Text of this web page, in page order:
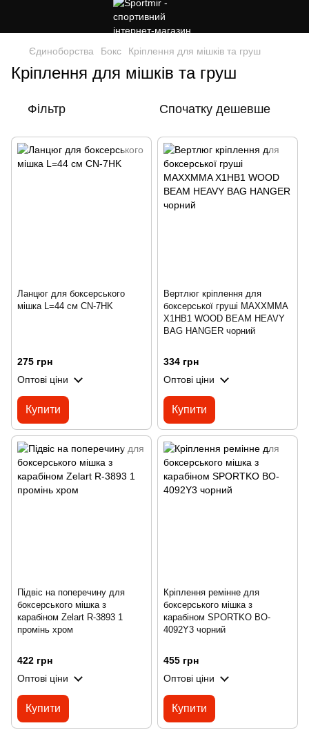
Єдиноборства Бокс Кріплення для мішків та груш
Кріплення для мішків та груш
Фільтр Спочатку дешевше
Ланцюг для боксерського
мішка L=44 см CN-7HK
275 грн
Оптові ціни
Купити
Вертлюг кріплення для
боксерської груші MAXXMMA
X1HB1 WOOD BEAM HEAVY
BAG HANGER чорний
334 грн
Оптові ціни
Купити
Підвіс на поперечину для
боксерського мішка з
карабіном Zelart R-3893 1
промінь хром
422 грн
Оптові ціни
Купити
Кріплення ремінне для
боксерського мішка з
карабіном SPORTKO BO-
4092Y3 чорний
455 грн
Оптові ціни
Купити